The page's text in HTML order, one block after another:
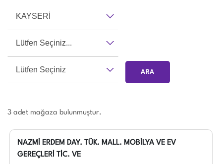
KAYSERİ
Lütfen Seçiniz...
Lütfen Seçiniz
3 adet mağaza bulunmuştur.
NAZMİ ERDEM DAY. TÜK. MALL. MOBİLYA VE EV
GEREÇLERİ TİC. VE